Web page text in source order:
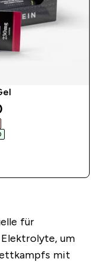
price
für
um
mit